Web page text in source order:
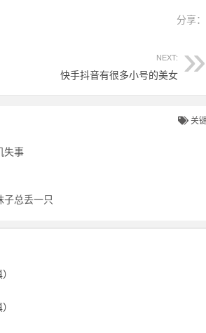
分享：
NEXT:
快手抖音有很多小号的美女
关
失事
子总丢一只